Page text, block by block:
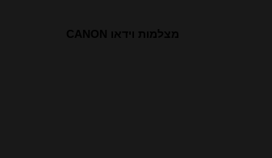
מצלמות וידאו CANON